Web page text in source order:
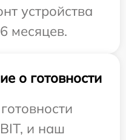
устройства
месяцев.
о готовности
и наш